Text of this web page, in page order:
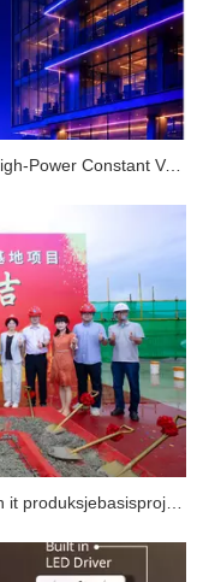
Hoe kinne jo de juste 800W / 1000W High-Power Constant Voltage Dimmable LED Driver kieze foar de Noardamerikaanske merk?